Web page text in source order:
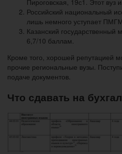
Российский национальный
лишь немного уступает
Казанский государственный
6,7/10 баллам.
Кроме того, хорошей репутацией
прочие региональные вузы.
подаче документов.
Что сдавать на